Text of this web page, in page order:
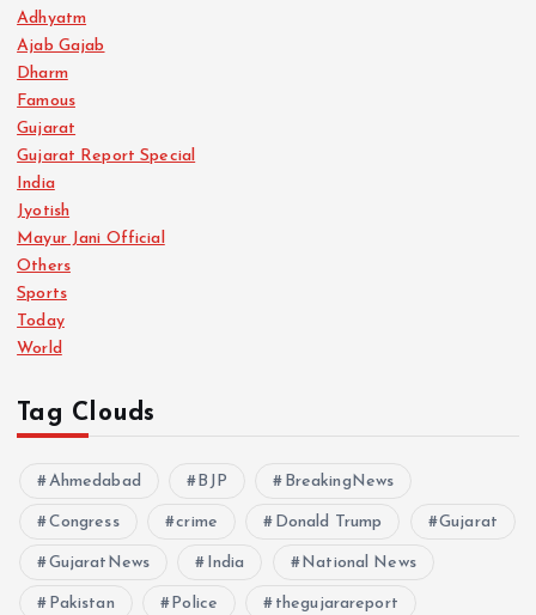
Adhyatm
Ajab Gajab
Dharm
Famous
Gujarat
Gujarat Report Special
India
Jyotish
Mayur Jani Official
Others
Sports
Today
World
Tag Clouds
Ahmedabad BJP BreakingNews
Congress crime Donald Trump Gujarat
GujaratNews India National News
Pakistan Police thegujarareport